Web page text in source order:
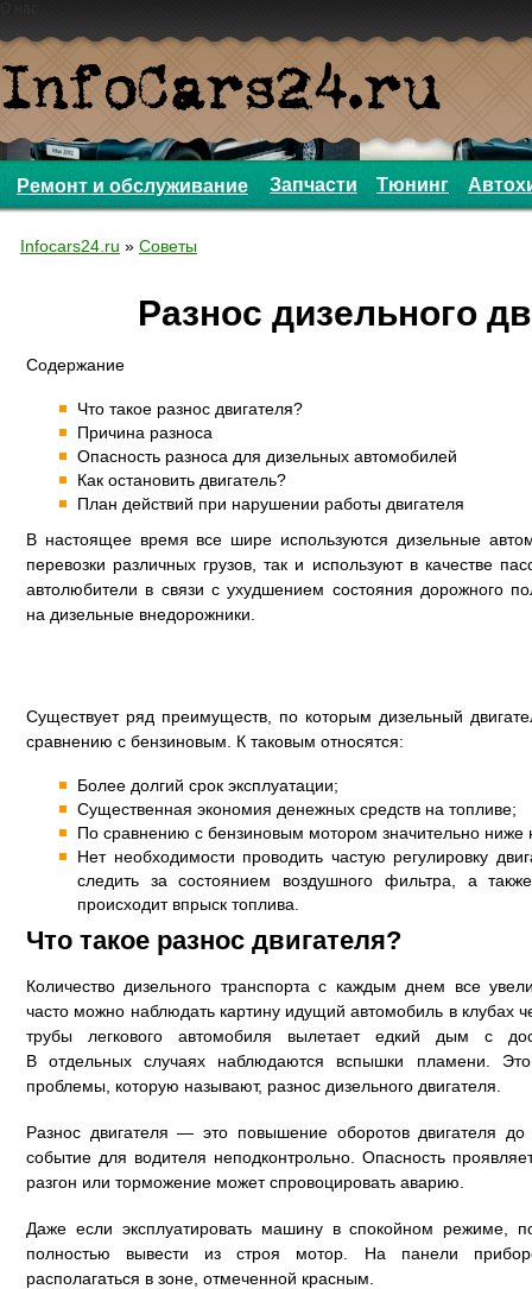
Ремонт и обслуживание Запчасти Тюнинг
Infocars24.ru » Советы
Разнос дизельного
Содержание
Что такое разнос двигателя?
Причина разноса
Опасность разноса для дизельных автомобилей
Как остановить двигатель?
План действий при нарушении работы двигателя
В настоящее время все шире используются дизельные
перевозки различных грузов, так и используют в качестве
автолюбители в связи с ухудшением состояния дорожного
на дизельные внедорожники.
Существует ряд преимуществ, по которым дизельный
сравнению с бензиновым. К таковым относятся:
Более долгий срок эксплуатации;
Существенная экономия денежных средств на топливе;
По сравнению с бензиновым мотором значительно ниже
Нет необходимости проводить частую регулировку
следить за состоянием воздушного фильтра, а
происходит впрыск топлива.
Что такое разнос двигателя?
Количество дизельного транспорта с каждым днем все
часто можно наблюдать картину идущий автомобиль в клубах
трубы легкового автомобиля вылетает едкий дым с
В отдельных случаях наблюдаются вспышки пламени.
проблемы, которую называют, разнос дизельного двигателя.
Разнос двигателя — это повышение оборотов двигателя до
событие для водителя неподконтрольно. Опасность
разгон или торможение может спровоцировать аварию.
Даже если эксплуатировать машину в спокойном режиме,
полностью вывести из строя мотор. На панели
располагаться в зоне, отмеченной красным.